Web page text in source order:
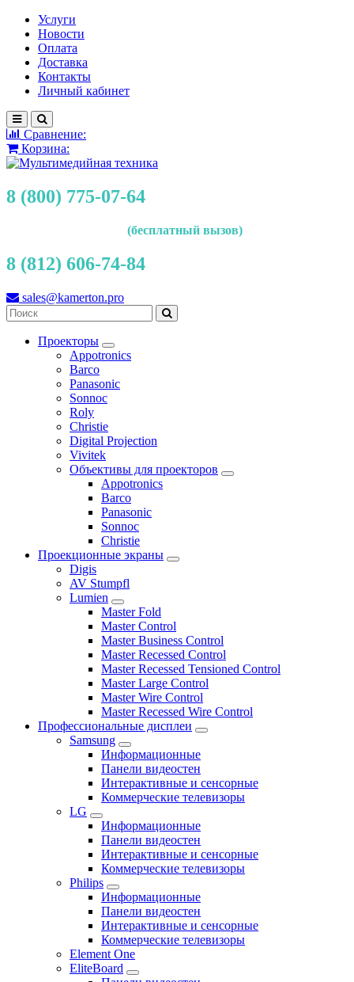
Услуги
Новости
Оплата
Доставка
Контакты
Личный кабинет
Сравнение:
Корзина:
8 (800) 775-07-64
(бесплатный вызов)
8 (812) 606-74-84
sales@kamerton.pro
Проекторы
Appotronics
Barco
Panasonic
Sonnoc
Roly
Christie
Digital Projection
Vivitek
Объективы для проекторов
Appotronics
Barco
Panasonic
Sonnoc
Сhristie
Проекционные экраны
Digis
AV Stumpfl
Lumien
Master Fold
Master Control
Master Business Control
Master Recessed Control
Master Recessed Tensioned Control
Master Large Control
Master Wire Control
Master Recessed Wire Control
Профессиональные дисплеи
Samsung
Информационные
Панели видеостен
Интерактивные и сенсорные
Коммерческие телевизоры
LG
Информационные
Панели видеостен
Интерактивные и сенсорные
Коммерческие телевизоры
Philips
Информационные
Панели видеостен
Интерактивные и сенсорные
Коммерческие телевизоры
Element One
EliteBoard